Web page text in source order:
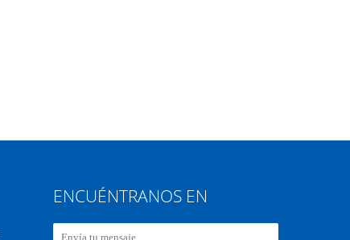
ENCUÉNTRANOS EN